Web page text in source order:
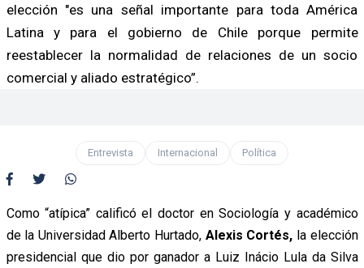
elección "es una señal importante para toda América
Latina y para el gobierno de Chile porque permite
reestablecer la normalidad de relaciones de un socio
comercial y aliado estratégico”.
Entrevista Internacional Política
Como “atípica” calificó el doctor en Sociología y académico
de la Universidad Alberto Hurtado, Alexis Cortés, la elección
presidencial que dio por ganador a Luiz Inácio Lula da Silva